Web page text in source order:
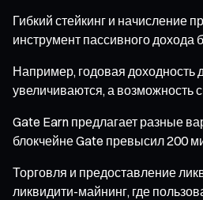
Гибкий стейкинг и начисление
инструмент пассивного дохода
Например, годовая доходность
увеличиваются, а возможность
Gate Earn предлагает разные
блокчейне Gate превысил 200
Торговля и предоставление
ликвидити-майнинг, где